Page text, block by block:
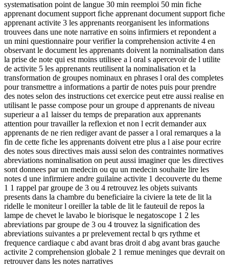
systematisation point de langue 30 min reemploi 50 min fiche
apprenant document support fiche apprenant document support fiche
apprenant activite 3 les apprenants reorganisent les informations
trouvees dans une note narrative en soins infirmiers et repondent a
un mini questionnaire pour verifier la comprehension activite 4 en
observant le document les apprenants doivent la nominalisation dans
la prise de note qui est moins utilisee a l oral s apercevoir de l utilite
de activite 5 les apprenants reutilisent la nominalisation et la
transformation de groupes nominaux en phrases l oral des completes
pour transmettre a informations a partir de notes puis pour prendre
des notes selon des instructions cet exercice peut etre aussi realise en
utilisant le passe compose pour un groupe d apprenants de niveau
superieur a a1 laisser du temps de preparation aux apprenants
attention pour travailler la reflexion et non l ecrit demander aux
apprenants de ne rien rediger avant de passer a l oral remarques a la
fin de cette fiche les apprenants doivent etre plus a l aise pour ecrire
des notes sous directives mais aussi selon des contraintes normatives
abreviations nominalisation on peut aussi imaginer que les directives
sont donnees par un medecin ou qu un medecin souhaite lire les
notes d une infirmiere andre guilaine activite 1 decouverte du theme
1 1 rappel par groupe de 3 ou 4 retrouvez les objets suivants
presents dans la chambre du beneficiaire la civiere la tete de lit la
ridelle le moniteur l oreiller la table de lit le fauteuil de repos la
lampe de chevet le lavabo le biorisque le negatoscope 1 2 les
abreviations par groupe de 3 ou 4 trouvez la signification des
abreviations suivantes a pr prelevement rectal b qrs rythme et
frequence cardiaque c abd avant bras droit d abg avant bras gauche
activite 2 comprehension globale 2 1 remue meninges que devrait on
retrouver dans les notes narratives